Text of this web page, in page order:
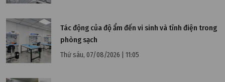
Chiller là gì? Mọi thứ bạn cần biết về hệ thống
Chiller
Tác động của độ ẩm đến vi sinh và tĩnh điện trong
phòng sạch
Thứ sáu, 07/08/2026 | 11:05